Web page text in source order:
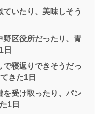
いたり、美味しそう
野区役所だったり、青
日
寝返りできそうだっ
きた1日
を受け取ったり、パン
1日